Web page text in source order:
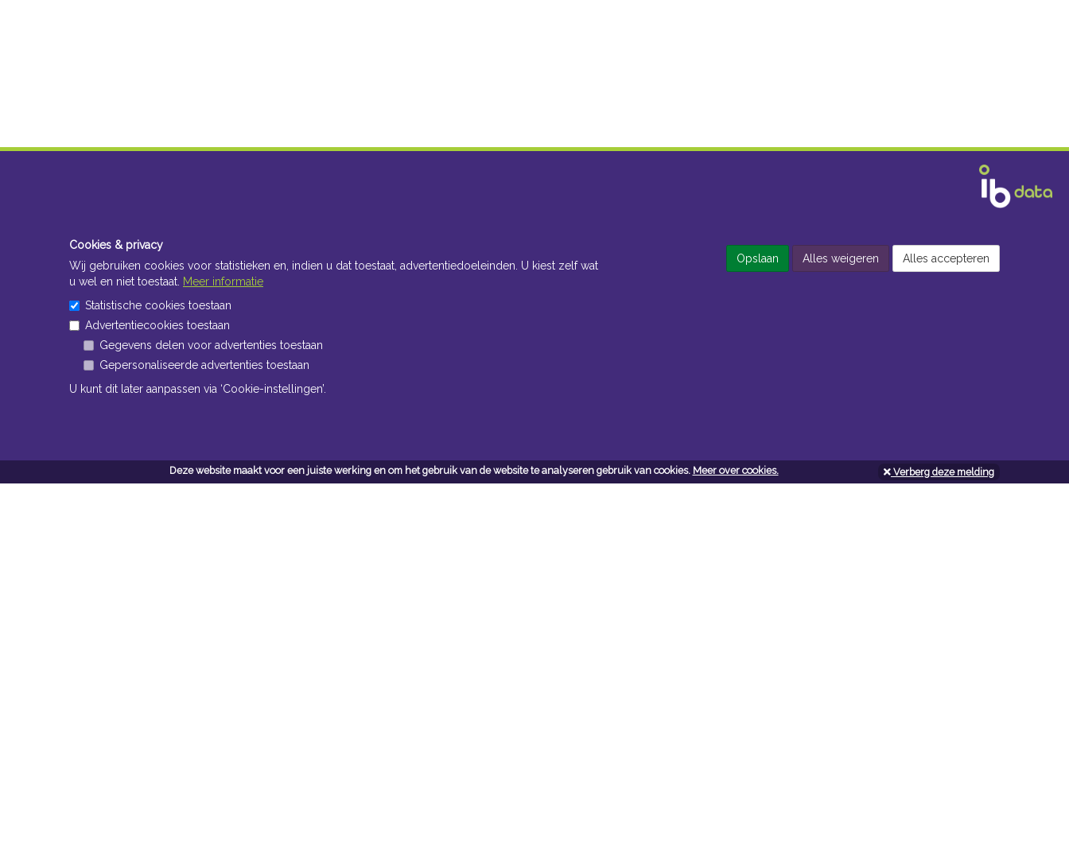
Deze website maakt voor een juiste werking en om het gebruik van de website te analyseren gebruik van cookies. Meer over cookies. Verberg deze melding
Cookies & privacy
Wij gebruiken cookies voor statistieken en, indien u dat toestaat, advertentiedoeleinden. U kiest zelf wat
u wel en niet toestaat. Meer informatie
Statistische cookies toestaan
Advertentiecookies toestaan
Gegevens delen voor advertenties toestaan
Gepersonaliseerde advertenties toestaan
U kunt dit later aanpassen via ‘Cookie-instellingen’.
Opslaan Alles weigeren Alles accepteren